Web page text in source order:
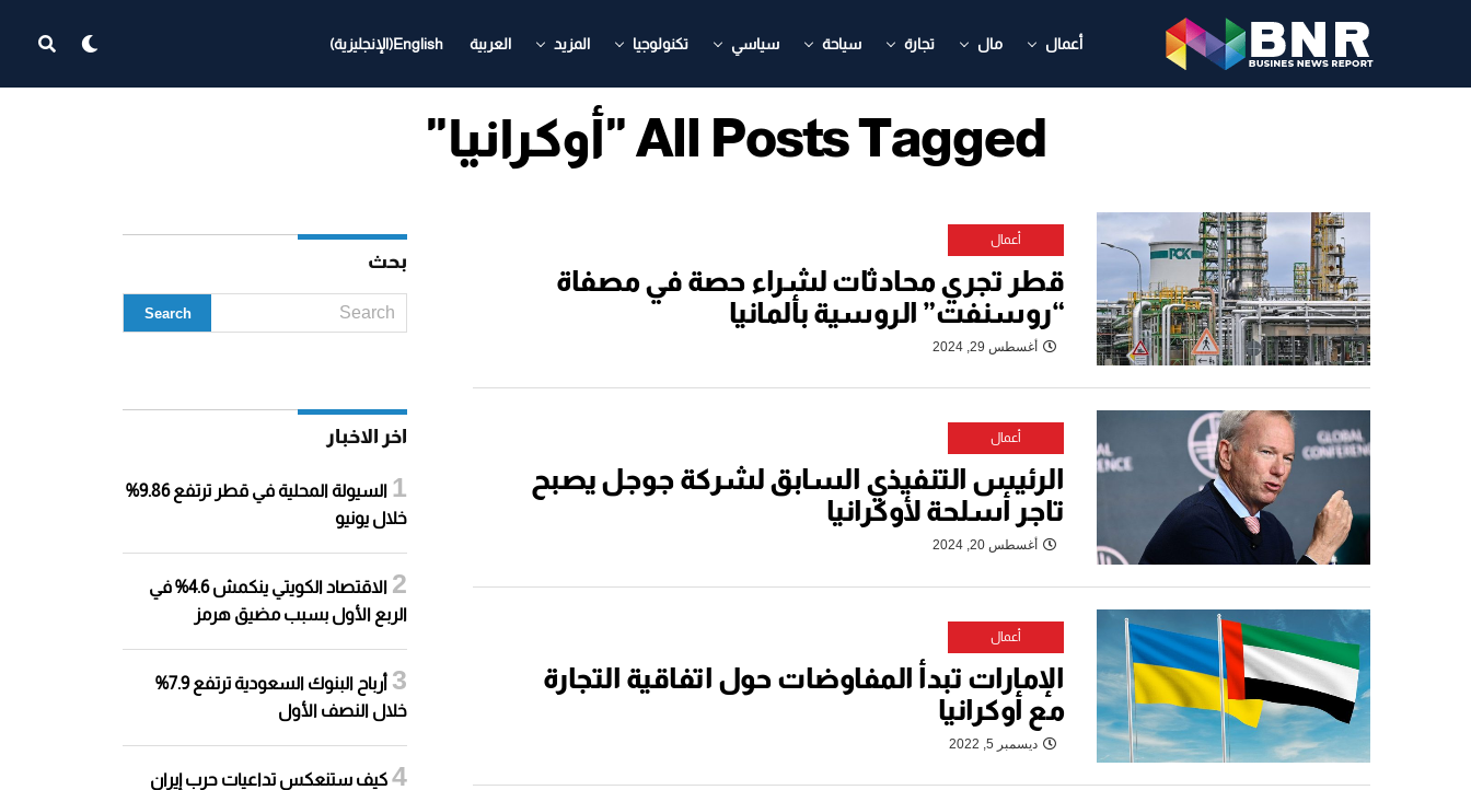
أعمال مال تجارة سياحة سياسي تكنولوجيا المزيد العربية English
(الإنجليزية)
All Posts Tagged "أوكرانيا"
أعمال
قطر تجري محادثات لشراء حصة في مصفاة
“روسنفت” الروسية بألمانيا
أغسطس 29, 2024
أعمال
الرئيس التنفيذي السابق لشركة جوجل يصبح
تاجر أسلحة لأوكرانيا
أغسطس 20, 2024
أعمال
الإمارات تبدأ المفاوضات حول اتفاقية التجارة
مع أوكرانيا
ديسمبر 5, 2022
بحث
اخر الاخبار
السيولة المحلية في قطر ترتفع 9.86%
خلال يونيو
الاقتصاد الكويتي ينكمش 4.6% في
الربع الأول بسبب مضيق هرمز
أرباح البنوك السعودية ترتفع 7.9%
خلال النصف الأول
كيف ستنعكس تداعيات حرب إيران